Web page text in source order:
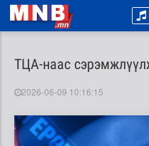
ТЦА-наас
2026-06-09 10:16:15